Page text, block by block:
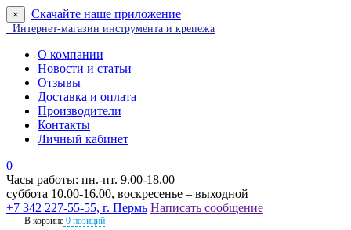
× Скачайте наше приложение
Интернет-магазин инструмента и крепежа
О компании
Новости и статьи
Отзывы
Доставка и оплата
Производители
Контакты
Личный кабинет
0
Часы работы: пн.-пт. 9.00-18.00
суббота 10.00-16.00, воскресенье – выходной
+7 342 227-55-55, г. Пермь Написать сообщение
В корзине 0 позиций